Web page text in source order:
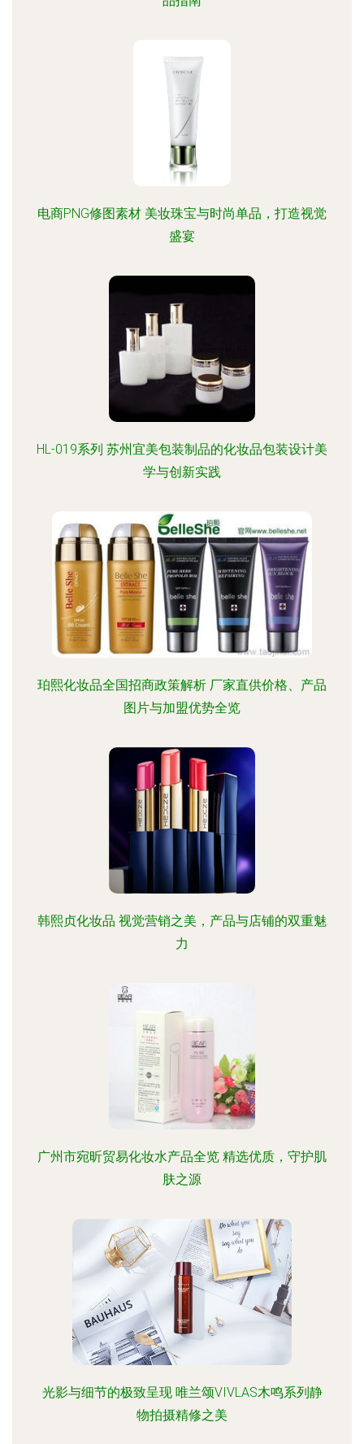
电商PNG修图素材 美妆珠宝与时尚单品，打造视觉
盛宴
HL-019系列 苏州宜美包装制品的化妆品包装设计美
学与创新实践
珀熙化妆品全国招商政策解析 厂家直供价格、产品
图片与加盟优势全览
韩熙贞化妆品 视觉营销之美，产品与店铺的双重魅
力
广州市宛昕贸易化妆水产品全览 精选优质，守护肌
肤之源
光影与细节的极致呈现 唯兰颂VIVLAS木鸣系列静
物拍摄精修之美